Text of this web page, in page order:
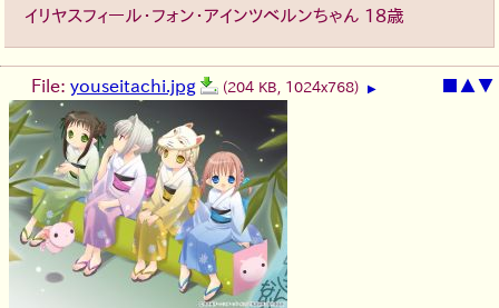
イリヤスフィール・フォン・アインツベルンちゃん 18歳
▲▼
File: youseitachi.jpg (204 KB, 1024x768) ▶